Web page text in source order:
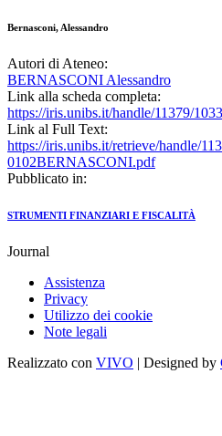
Bernasconi, Alessandro
Autori di Ateneo:
BERNASCONI Alessandro
Link alla scheda completa:
https://iris.unibs.it/handle/11379/
Link al Full Text:
https://iris.unibs.it/retrieve/handle/
0102BERNASCONI.pdf
Pubblicato in:
STRUMENTI FINANZIARI E FISCALITÀ
Journal
Assistenza
Privacy
Utilizzo dei cookie
Note legali
Realizzato con VIVO | Designed by